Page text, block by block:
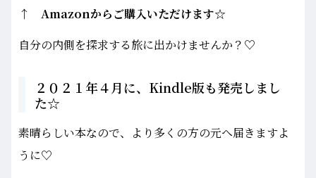
↑ Amazonからご購入いただけます☆
自分の内側を探求する旅に出かけませんか？♡
２０２１年４月に、Kindle版も発売しまし
た☆
素晴らしい本なので、より多くの方の元へ届きますよ
うに♡